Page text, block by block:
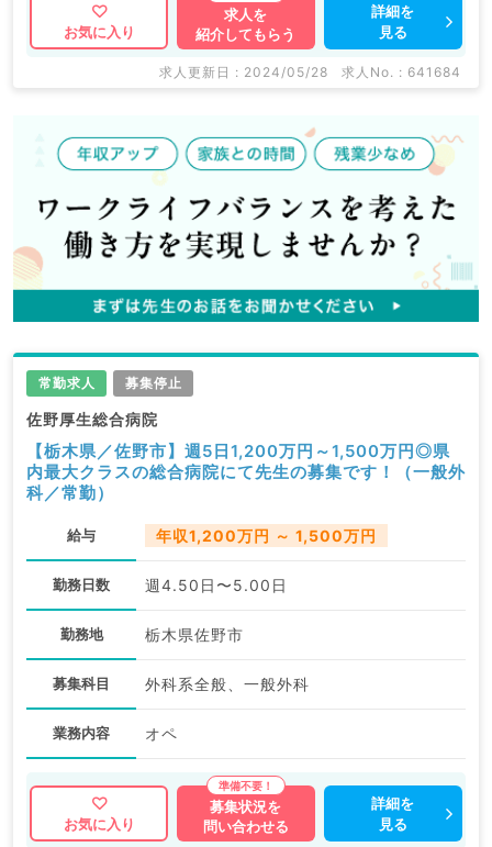
お気に入り
求人を
紹介してもらう
詳細を
見る
求人更新日 : 2024/05/28 求人No. : 641684
常勤求人 募集停止
佐野厚生総合病院
【栃木県／佐野市】週5日1,200万円～1,500万円◎県
内最大クラスの総合病院にて先生の募集です！（一般外
科／常勤）
給与 年収1,200万円 ～ 1,500万円
勤務日数 週4.50日〜5.00日
勤務地 栃木県佐野市
募集科目 外科系全般、一般外科
業務内容 オペ
お気に入り
募集状況を
問い合わせる
詳細を
見る